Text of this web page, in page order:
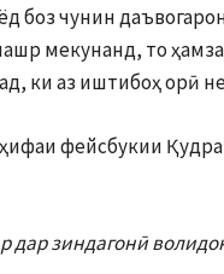
боз чунин
мекунанд, то
ки аз иштибоҳ орӣ
фейсбукии
дар зиндагонӣ